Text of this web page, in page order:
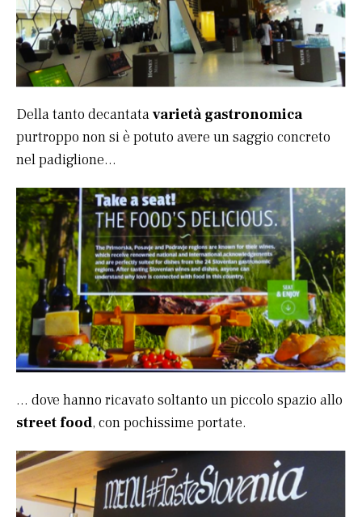
Della tanto decantatavarietà gastronomica
purtroppo non si è potuto avere un saggio concreto
nel padiglione…
… dove hanno ricavato soltanto un piccolo spazio allo
street food, con pochissime portate.